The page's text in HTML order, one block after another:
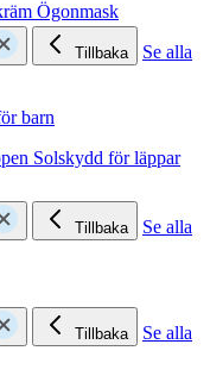
Ögonmask
Tillbaka
Se alla
barn
Solskydd för läppar
Tillbaka
Se alla
Tillbaka
Se alla